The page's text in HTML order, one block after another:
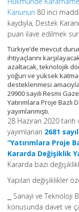
Kanunun 80 inci
kaydıyla, Destek
puan ilave edilmek
Türkiye’de mevcut
ihtiyaçlarını
azaltacak, teknolojik
yoğun ve yüksek katma
desteklenmesi
29900 sayılı Resmi
Yatırımlara Proje Bazlı
yayımlanmıştı.
28 Haziran 2020 tarih
yayımlanan 2681
“Yatırımlara Proje
Kararda Değişiklik
Kararda bazı
Yapılan değişiklikler
⎯ Sanayi ve Teknoloji
konusunda davet ve